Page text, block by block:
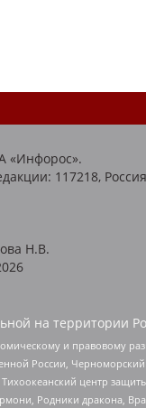
«Инфорос».
117218,
Н.В.
на территории
и правовому
России,
центр
Родники дракона,